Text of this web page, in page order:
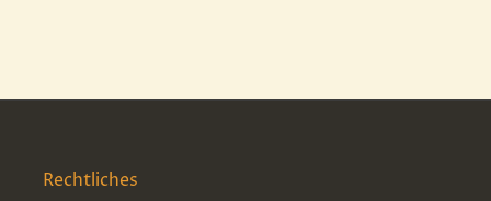
Rechtliches